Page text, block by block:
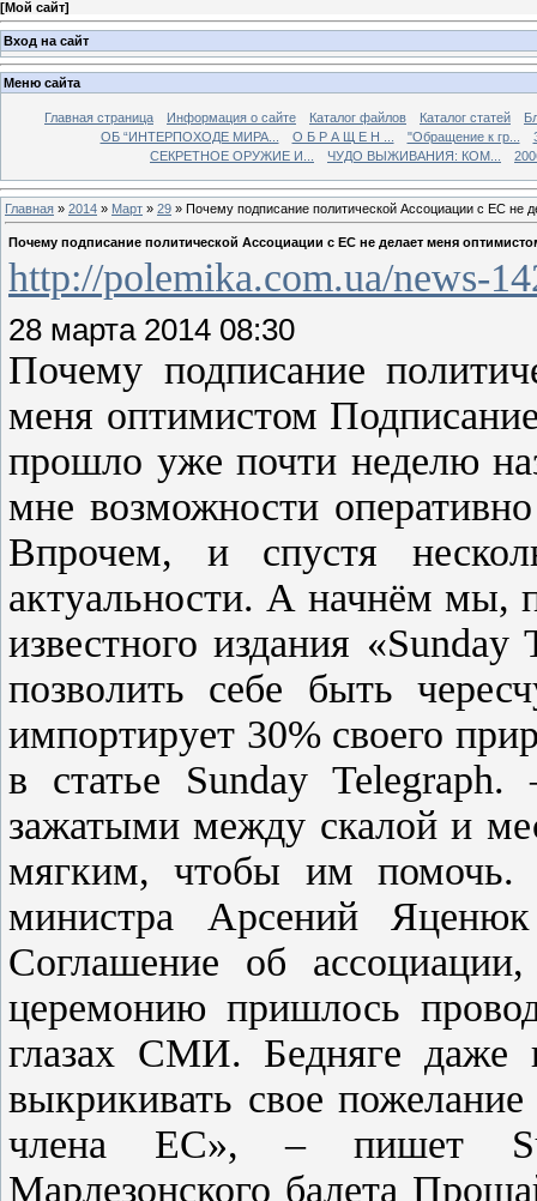
[Мой сайт]
Вход на сайт
Меню сайта
Главная страница Информация о сайте Каталог файлов Каталог статей
ОБ “ИНТЕРПОХОДЕ МИРА...
О Б Р А Щ Е Н ... "Обращение к гр...
СЕКРЕТНОЕ ОРУЖИЕ И...
ЧУДО ВЫЖИВАНИЯ: КОМ...
Главная » 2014 » Март » 29 » Почему подписание политической Ассоциации с ЕС не
Почему подписание политической Ассоциации с ЕС не делает меня
http://polemika.com.ua/news-
28 марта 2014 08:30
Почему подписание
меня оптимистом
прошло уже почти неделю
мне возможности
Впрочем, и спустя
актуальности. А начнём мы,
известного издания
позволить себе быть
импортирует 30% своего
в статье Sunday
зажатыми между скалой и
мягким, чтобы им помочь.
министра Арсений
Соглашение об
церемонию пришлось
глазах СМИ. Бедняге
выкрикивать свое
члена ЕС», – пишет
Марлезонского балета